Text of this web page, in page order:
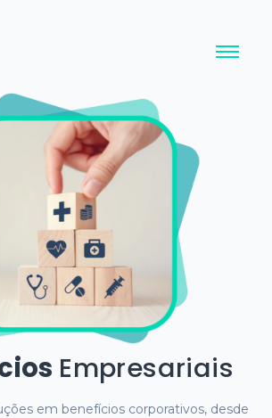
Empresariais
em benefícios corporativos, desde